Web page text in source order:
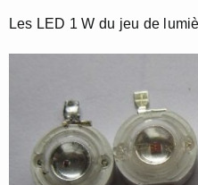
Les LED 1 W du jeu de